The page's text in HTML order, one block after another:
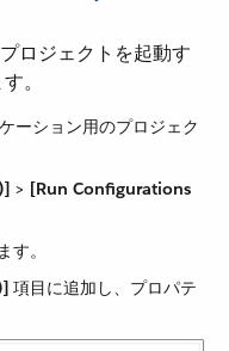
ロジェクトを起動す
。
ーション用のプロジェク
​ > ​ [Run Configurations
す。
​ 項目に追加し、プロパテ